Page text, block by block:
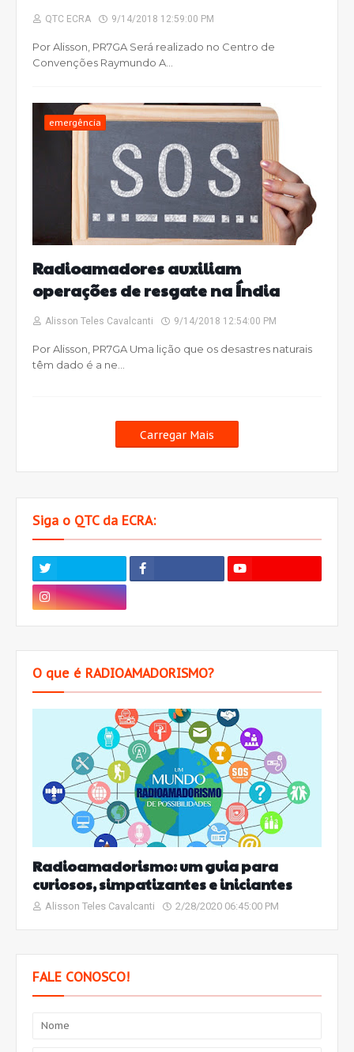
QTC ECRA 9/14/2018 12:59:00 PM
Por Alisson, PR7GA Será realizado no Centro de
Convenções Raymundo A…
emergência
Radioamadores auxiliam
operações de resgate na Índia
Alisson Teles Cavalcanti 9/14/2018 12:54:00 PM
Por Alisson, PR7GA Uma lição que os desastres naturais
têm dado é a ne…
Carregar Mais
Siga o QTC da ECRA:
O que é RADIOAMADORISMO?
Radioamadorismo: um guia para
curiosos, simpatizantes e iniciantes
Alisson Teles Cavalcanti 2/28/2020 06:45:00 PM
FALE CONOSCO!